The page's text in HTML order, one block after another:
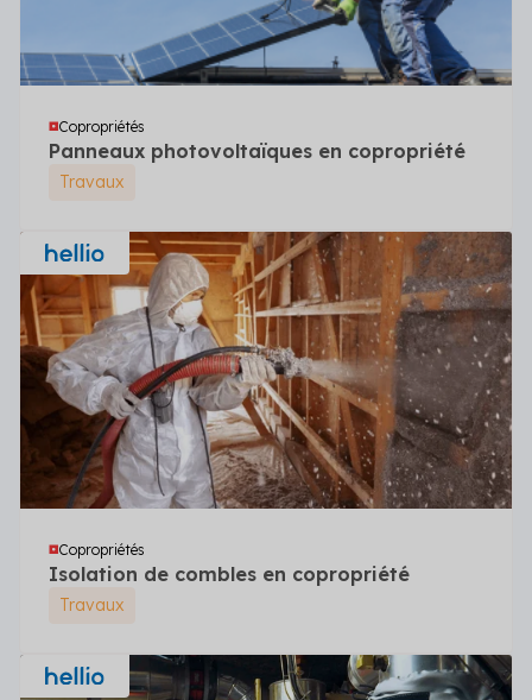
Copropriétés
Panneaux photovoltaïques en copropriété
Travaux
Copropriétés
Isolation de combles en copropriété
Travaux